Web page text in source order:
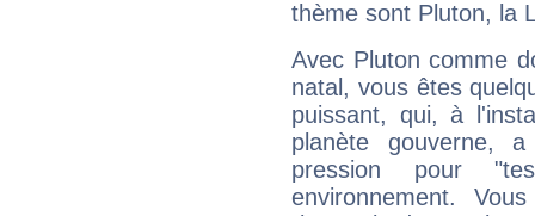
thème sont Pluton, la
Avec Pluton comme
natal, vous êtes
puissant, qui, à
planète gouverne,
pression pour
environnement.